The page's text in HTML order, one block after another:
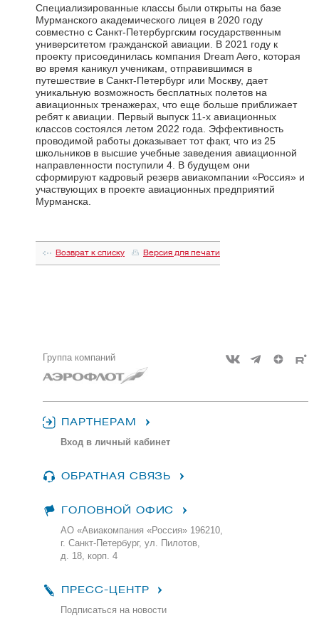
Специализированные классы были открыты на базе
Мурманского академического лицея в 2020 году
совместно с Санкт-Петербургским государственным
университетом гражданской авиации. В 2021 году к
проекту присоединилась компания Dream Aero, которая
во время каникул ученикам, отправившимся в
путешествие в Санкт-Петербург или Москву, дает
уникальную возможность бесплатных полетов на
авиационных тренажерах, что еще больше приближает
ребят к авиации. Первый выпуск 11-х авиационных
классов состоялся летом 2022 года. Эффективность
проводимой работы доказывает тот факт, что из 25
школьников в высшие учебные заведения авиационной
направленности поступили 4. В будущем они
сформируют кадровый резерв авиакомпании «Россия» и
участвующих в проекте авиационных предприятий
Мурманска.
Возврат к списку Версия для печати
Группа компаний
ПАРТНЕРАМ
Вход в личный кабинет
ОБРАТНАЯ СВЯЗЬ
ГОЛОВНОЙ ОФИС
АО «Авиакомпания «Россия» 196210,
г. Санкт-Петербург, ул. Пилотов,
д. 18, корп. 4
ПРЕСС-ЦЕНТР
Подписаться на новости